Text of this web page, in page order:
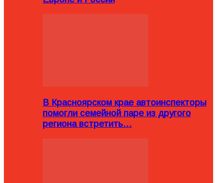
В Красноярском крае автоинспекторы
помогли семейной паре из другого
региона встретить…